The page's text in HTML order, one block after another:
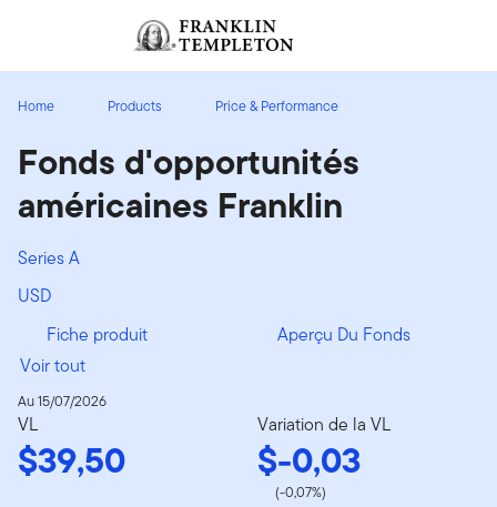
Header menu toggle
Ouverture de session
Home Products Price & Performance
Fonds d'opportunités
américaines Franklin
Series A
USD
Fiche produit
Aperçu Du Fonds
Voir tout
Au 15/07/2026
VL
$39,50
Variation de la VL
$-0,03
(-0,07%)